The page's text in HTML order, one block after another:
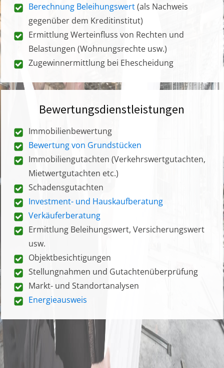
Berechnung Beleihungswert(als Nachweis
gegenüber dem Kreditinstitut)
Ermittlung Werteinfluss von Rechten und
Belastungen (Wohnungsrechte usw.)
Zugewinnermittlung bei Ehescheidung
Bewertungsdienstleistungen
Immobilienbewertung
Bewertung von Grundstücken
Immobiliengutachten (Verkehrswertgutachten,
Mietwertgutachten etc.)
Schadensgutachten
Investment- und Hauskaufberatung
Verkäuferberatung
Ermittlung Beleihungswert, Versicherungswert
usw.
Objektbesichtigungen
Stellungnahmen und Gutachtenüberprüfung
Markt- und Standortanalysen
Energieausweis